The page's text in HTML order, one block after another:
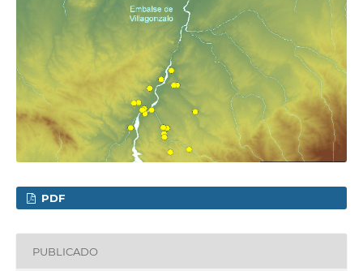
PDF
PUBLICADO